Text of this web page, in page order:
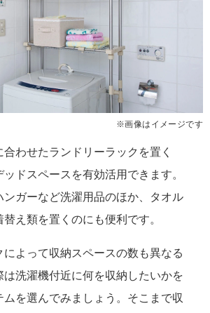
※画像はイメージです
わせたランドリーラックを置く
ドスペースを有効活用できます。
ンガーなど洗濯用品のほか、タオル
え類を置くのにも便利です。
によって収納スペースの数も異なる
は洗濯機付近に何を収納したいかを
を選んでみましょう。そこまで収